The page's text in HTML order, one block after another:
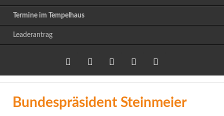
Termine im Tempelhaus
Leaderantrag
Twitter LinkedIn Google+Facebook
Feed
Bundespräsident Steinmeier